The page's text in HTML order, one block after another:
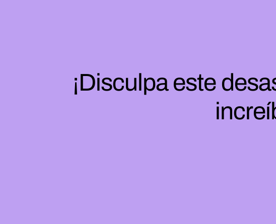
¡Disculpa este